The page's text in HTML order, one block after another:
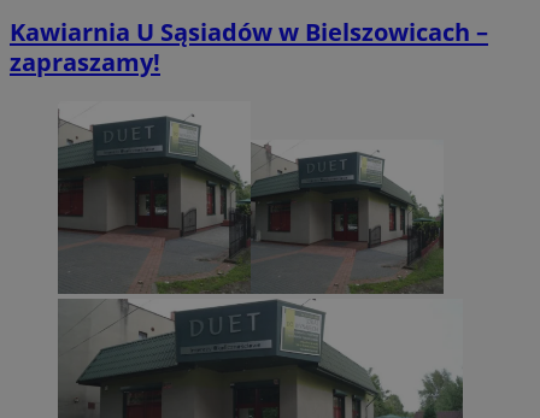
Kawiarnia U Sąsiadów w Bielszowicach –
zapraszamy!